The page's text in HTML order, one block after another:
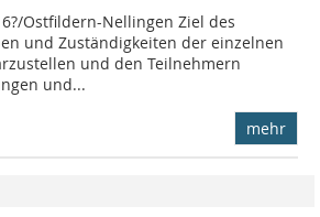
Ostfildern-Nellingen Ziel des
und Zuständigkeiten der einzelnen
und den Teilnehmern
und...
mehr